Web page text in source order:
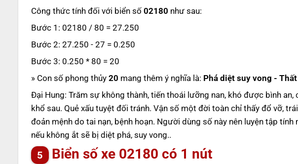
Công thức tính đối với biển số 02180 như sau:
Bước 1: 02180 / 80 = 27.250
Bước 2: 27.250 - 27 = 0.250
Bước 3: 0.250 * 80 = 20
» Con số phong thủy 20 mang thêm ý nghĩa là: Phá diệt suy vong -
Đại Hung: Trăm sự không thành, tiến thoái lưỡng nan, khó được bình
khổ sau. Quẻ xấu tuyệt đối tránh. Vận số một đời toàn chỉ thấy đổ vỡ,
đoản mệnh do tai nạn, bệnh hoạn. Người dùng số này nên luyện tập
nếu không ắt sẽ bị diệt phá, suy vong..
Biển số xe 02180 có 1 nút